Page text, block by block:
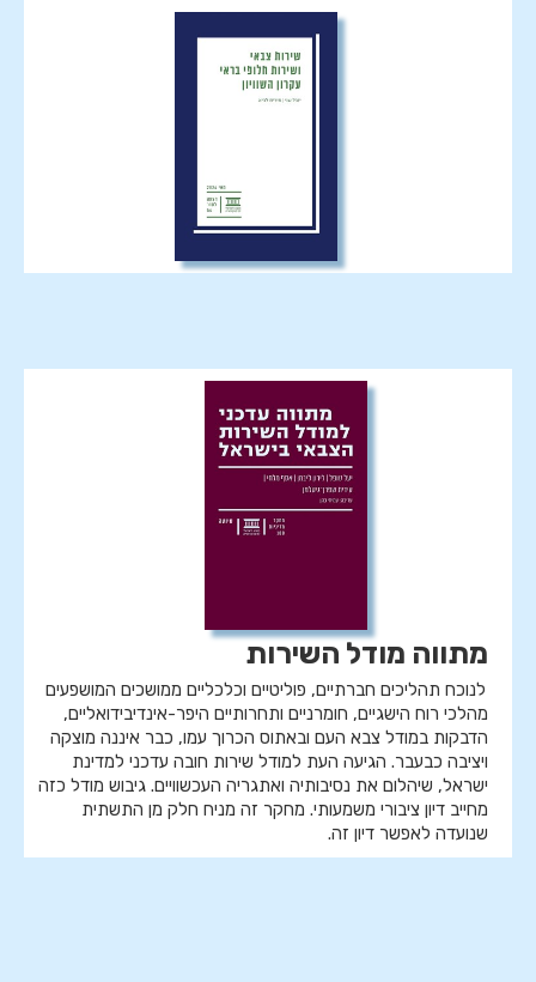
מתווה מודל השירות
לנוכח תהליכים חברתיים, פוליטיים וכלכליים ממושכים המושפעים
מהלכי רוח הישגיים, חומרניים ותחרותיים היפר-אינדיבידואליים,
הדבקות במודל צבא העם ובאתוס הכרוך עמו, כבר איננה מוצקה
ויציבה כבעבר. הגיעה העת למודל שירות חובה עדכני למדינת
ישראל, שיהלום את נסיבותיה ואתגריה העכשוויים. גיבוש מודל כזה
מחייב דיון ציבורי משמעותי. מחקר זה מניח חלק מן התשתית
שנועדה לאפשר דיון זה.